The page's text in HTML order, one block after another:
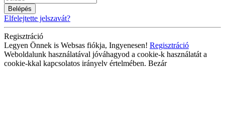
Belépés
Elfelejtette jelszavát?
Regisztráció
Legyen Önnek is Websas fiókja, Ingyenesen! Regisztráció
Weboldalunk használatával jóváhagyod a cookie-k használatát a
cookie-kkal kapcsolatos irányelv értelmében. Bezár